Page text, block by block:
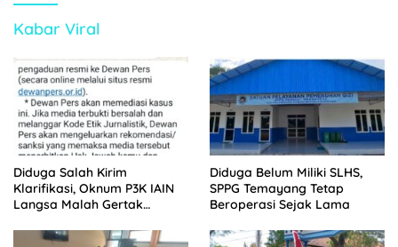
Kabar Viral
Diduga Salah Kirim
Klarifikasi, Oknum P3K IAIN
Langsa Malah Gertak
Diduga Belum Miliki SLHS,
SPPG Temayang Tetap
Beroperasi Sejak Lama